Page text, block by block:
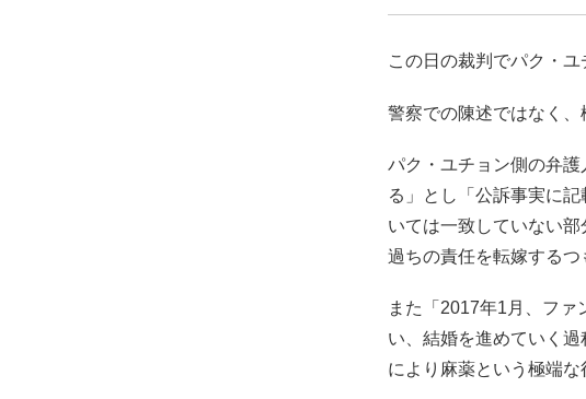
この日の裁判でパク・
警察での陳述ではなく、
パク・ユチョン側の弁
る」とし「公訴事実に
いては一致していない
過ちの責任を転嫁するつ
また「2017年1月、フ
い、結婚を進めていく
により麻薬という極端な